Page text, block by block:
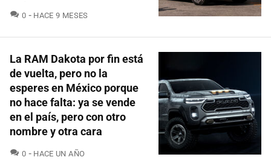
0 COMENTARIOS
HACE 9 MESES
La RAM Dakota por fin está
de vuelta, pero no la
esperes en México porque
no hace falta: ya se vende
en el país, pero con otro
nombre y otra cara
0 COMENTARIOS
HACE UN AÑO